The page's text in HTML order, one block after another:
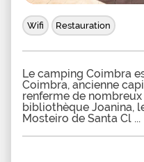
Wifi Restauration
Le camping Coimbra
Coimbra, ancienne
renferme de
bibliothèque Joanina,
Mosteiro de Santa Cl